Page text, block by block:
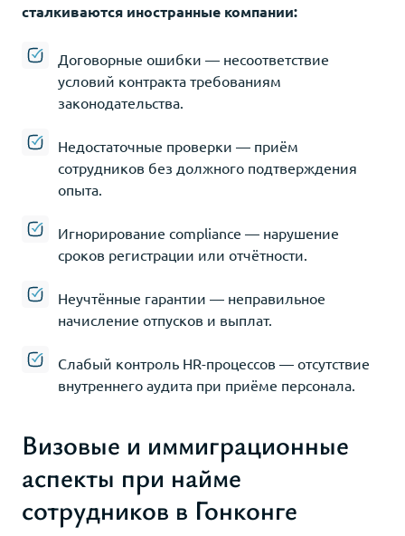
сталкиваются иностранные компании:
Договорные ошибки — несоответствие
условий контракта требованиям
законодательства.
Недостаточные проверки — приём
сотрудников без должного подтверждения
опыта.
Игнорирование compliance — нарушение
сроков регистрации или отчётности.
Неучтённые гарантии — неправильное
начисление отпусков и выплат.
Слабый контроль HR-процессов — отсутствие
внутреннего аудита при приёме персонала.
Визовые и иммиграционные
аспекты при найме
сотрудников в Гонконге